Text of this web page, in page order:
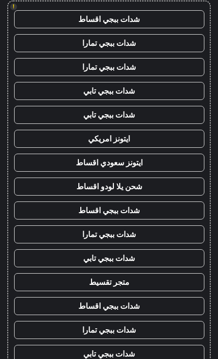
!
شدات ببجي اقساط
شدات ببجي تمارا
شدات ببجي تمارا
شدات ببجي تابي
شدات ببجي تابي
ايتونز امريكي
ايتونز سعودي اقساط
شحن يلا لودو اقساط
شدات ببجي اقساط
شدات ببجي تمارا
شدات ببجي تابي
متجر تقسيط
شدات ببجي اقساط
شدات ببجي تمارا
شدات ببجي تابي